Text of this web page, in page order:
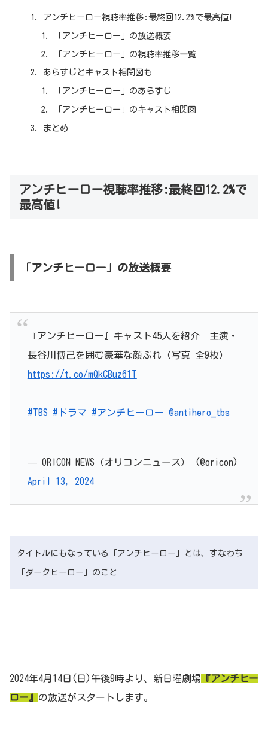
アンチヒーロー視聴率推移:最終回12.2%で最高値!
「アンチヒーロー」の放送概要
「アンチヒーロー」の視聴率推移一覧
あらすじとキャスト相関図も
「アンチヒーロー」のあらすじ
「アンチヒーロー」のキャスト相関図
まとめ
アンチヒーロー視聴率推移:最終回12.2%で
最高値!
「アンチヒーロー」の放送概要
『アンチヒーロー』キャスト45人を紹介 主演・
長谷川博己を囲む豪華な顔ぶれ（写真 全9枚）
https://t.co/mQkCBuz61T
#TBS #ドラマ #アンチヒーロー @antihero_tbs
— ORICON NEWS（オリコンニュース） (@oricon)
April 13, 2024
タイトルにもなっている「アンチヒーロー」とは、すなわち
「ダークヒーロー」のこと
2024年4月14日(日)午後9時より、新日曜劇場 『アンチヒー
ロー』 の放送がスタートします。